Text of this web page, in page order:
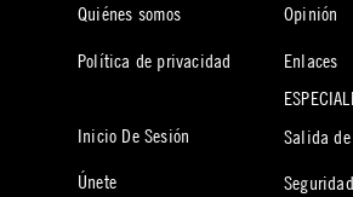
Quiénes somos
Política de privacidad
Inicio De Sesión
Únete
Opinión
Enlaces
Salida